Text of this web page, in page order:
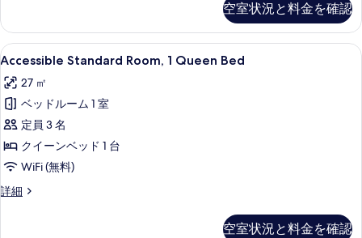
す
る
ー
(Trailhead)
の
す
べ
て
の
写
真
ュ
ー
(Trailhead)
の
詳
細
ン
ベ
ッ
ド
2
台
ヒ
ル
ビ
ス
ル
ー
ク
イ
ー
ン
ベ
ッ
ド
2
空室状況と料金を確認
Accessible
Standard
Room,
Queen
Bed
の
す
Accessible Standard Room, 1
6
Accessible Standard Room, 1 Queen Bed
27 ㎡
ベッドルーム 1 室
定員 3 名
クイーンベッド 1 台
WiFi (無料)
詳細
Accessible
空室状況と料金を確認